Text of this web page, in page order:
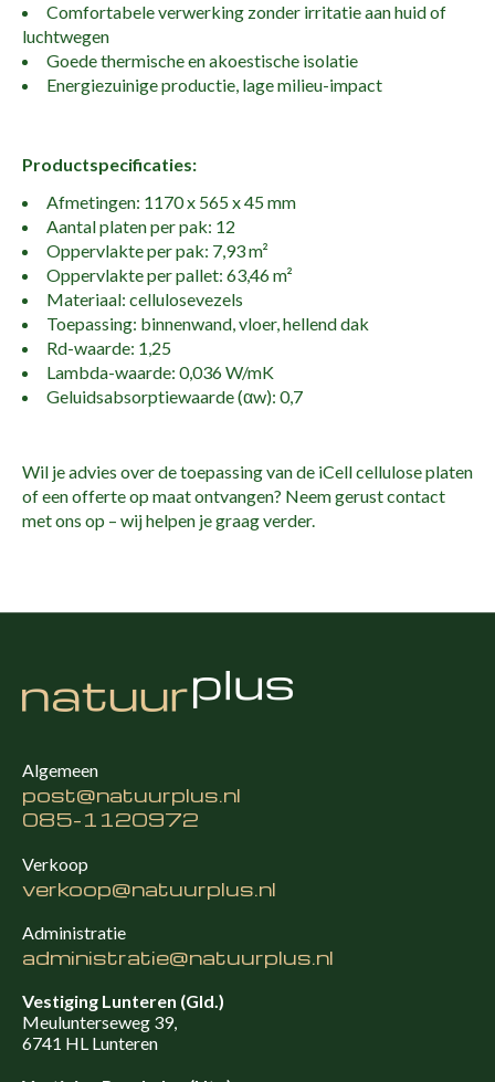
Comfortabele verwerking zonder irritatie aan huid of
luchtwegen
Goede thermische en akoestische isolatie
Energiezuinige productie, lage milieu-impact
Productspecificaties:
Afmetingen: 1170 x 565 x 45 mm
Aantal platen per pak: 12
Oppervlakte per pak: 7,93 m²
Oppervlakte per pallet: 63,46 m²
Materiaal: cellulosevezels
Toepassing: binnenwand, vloer, hellend dak
Rd-waarde: 1,25
Lambda-waarde: 0,036 W/mK
Geluidsabsorptiewaarde (αw): 0,7
Wil je advies over de toepassing van de iCell cellulose platen
of een offerte op maat ontvangen? Neem gerust contact
met ons op – wij helpen je graag verder.
Algemeen
post@natuurplus.nl
085-1120972
Verkoop
verkoop@natuurplus.nl
Administratie
administratie@natuurplus.nl
Vestiging Lunteren (Gld.)
Meulunterseweg 39,
6741 HL Lunteren